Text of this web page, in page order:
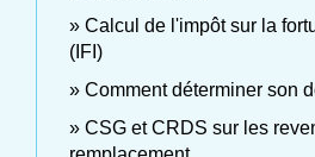
Calcul de l'impôt sur la
(IFI)
Comment déterminer son
CSG et CRDS sur les